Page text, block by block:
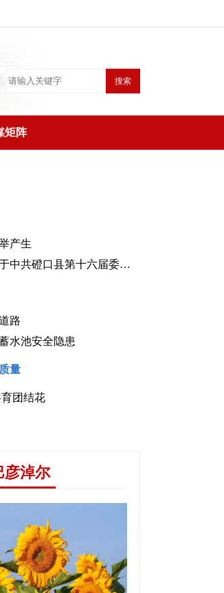
搜索
矩阵
迭代升级
产生
中国共产党磴口县第十七次代表大会关于中共磴口县第十六届委员会工作报告的决议（2026年7月30日中国共产党磴口县第十七次代表大会通过）
路
水池安全隐患
量
团结花
彦淖尔